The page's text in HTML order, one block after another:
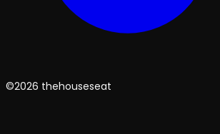
©2026 thehouseseat